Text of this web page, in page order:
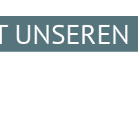
UNSEREN